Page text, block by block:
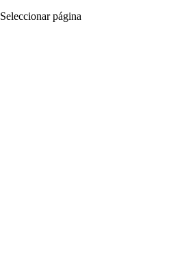
Seleccionar página